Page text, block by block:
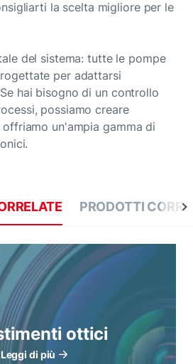
la scelta migliore per le
del sistema: tutte le pompe
per adattarsi
hai bisogno di un controllo
possiamo creare
offriamo un'ampia gamma di
PRODOTTI
ottici
Leggi di più